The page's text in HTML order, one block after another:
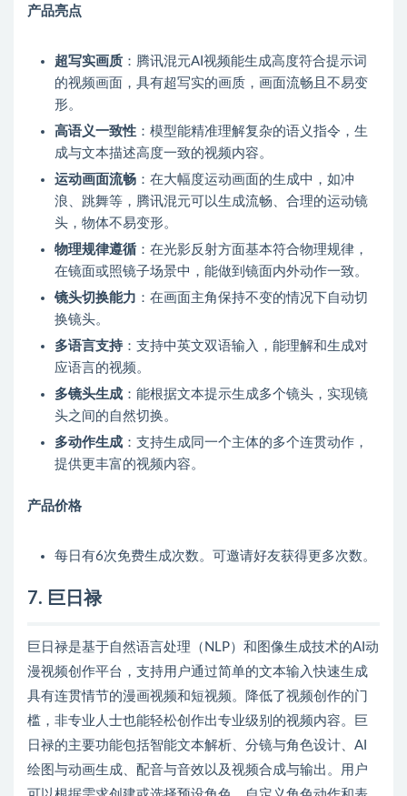
产品亮点
超写实画质 ：腾讯混元AI视频能生成高度符合提示词
的视频画面，具有超写实的画质，画面流畅且不易变
形。
高语义一致性 ：模型能精准理解复杂的语义指令，生
成与文本描述高度一致的视频内容。
运动画面流畅 ：在大幅度运动画面的生成中，如冲
浪、跳舞等，腾讯混元可以生成流畅、合理的运动镜
头，物体不易变形。
物理规律遵循 ：在光影反射方面基本符合物理规律，
在镜面或照镜子场景中，能做到镜面内外动作一致。
镜头切换能力 ：在画面主角保持不变的情况下自动切
换镜头。
多语言支持：支持中英文双语输入，能理解和生成对
应语言的视频。
多镜头生成 ：能根据文本提示生成多个镜头，实现镜
头之间的自然切换。
多动作生成 ：支持生成同一个主体的多个连贯动作，
提供更丰富的视频内容。
产品价格
每日有6次免费生成次数。可邀请好友获得更多次数。
7. 巨日禄
巨日禄是基于自然语言处理（NLP）和图像生成技术的AI动
漫视频创作平台，支持用户通过简单的文本输入快速生成
具有连贯情节的漫画视频和短视频。降低了视频创作的门
槛，非专业人士也能轻松创作出专业级别的视频内容。巨
日禄的主要功能包括智能文本解析、分镜与角色设计、AI
绘图与动画生成、配音与音效以及视频合成与输出。用户